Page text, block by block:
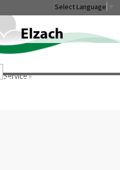
Select Language
»Service»
Service